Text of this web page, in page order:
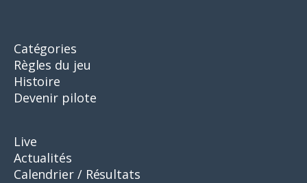
Catégories
Règles du jeu
Histoire
Devenir pilote
Live
Actualités
Calendrier / Résultats